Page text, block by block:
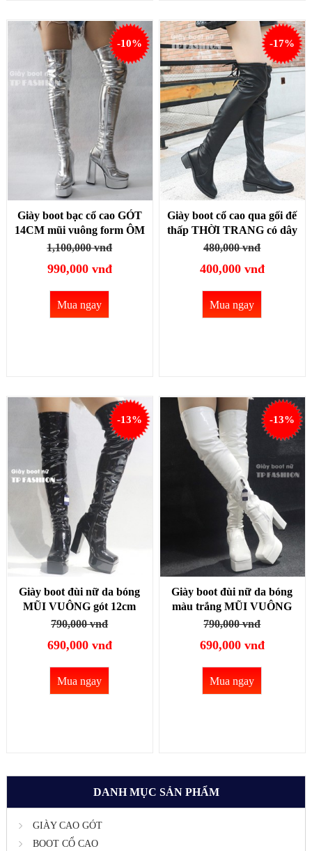
Giày boot bạc cổ cao GÓT
14CM mũi vuông form ÔM
CHÂN, THON DÁNG
GCC14D
1,100,000 vnđ
990,000 vnđ
Mua ngay
-10%
Giày boot cổ cao qua gối đế
thấp THỜI TRANG có dây
cột chất da PU mềm ÔM
480,000 vnđ
400,000 vnđ
Mua ngay
-17%
Giày boot đùi nữ da bóng
MŨI VUÔNG gót 12cm
thời thượng GCC12301
790,000 vnđ
690,000 vnđ
Mua ngay
-13%
Giày boot đùi nữ da bóng
màu trắng MŨI VUÔNG
gót 12cm thời thượng
790,000 vnđ
690,000 vnđ
Mua ngay
-13%
DANH MỤC SẢN PHẨM
GIÀY CAO GÓT
BOOT CỔ CAO